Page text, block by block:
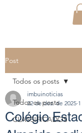
Post
Todos os posts
CLASSIFICADOS
Todos os posts
Colégio
imbuinoticias
22 de dez. de 2025